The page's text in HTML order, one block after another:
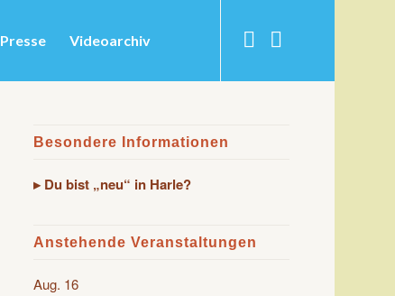
Presse Videoarchiv
Besondere Informationen
▸ Du bist „neu“ in Harle?
Anstehende Veranstaltungen
Aug. 16